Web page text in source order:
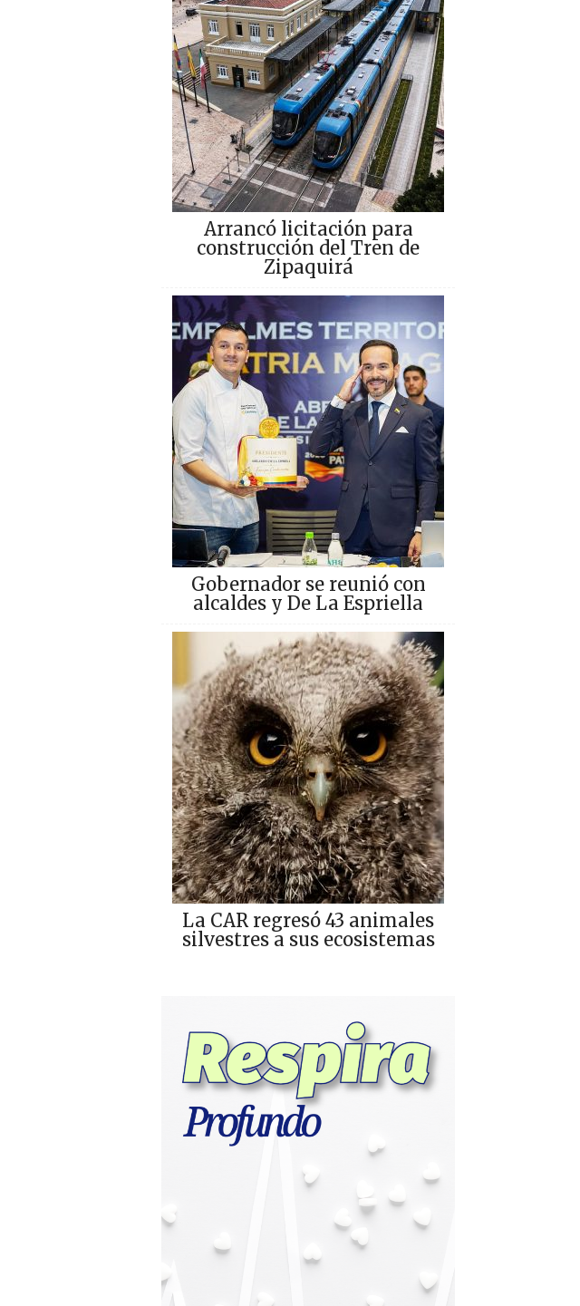
Arrancó licitación para
construcción del Tren de
Zipaquirá
Gobernador se reunió con
alcaldes y De La Espriella
La CAR regresó 43 animales
silvestres a sus ecosistemas